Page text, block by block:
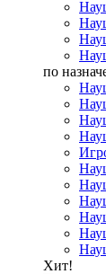
по
Хит!